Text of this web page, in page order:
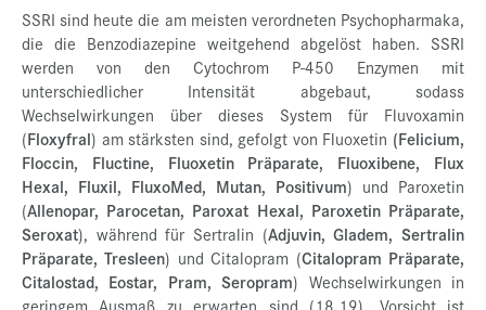
SSRI sind heute die am meisten verordneten Psychopharmaka,
die die Benzodiazepine weitgehend abgelöst haben. SSRI
werden von den Cytochrom P-450 Enzymen mit
unterschiedlicher Intensität abgebaut, sodass
Wechselwirkungen über dieses System für Fluvoxamin
(Floxyfral) am stärksten sind, gefolgt von Fluoxetin (Felicium,
Floccin, Fluctine, Fluoxetin Präparate, Fluoxibene, Flux
Hexal, Fluxil, FluxoMed, Mutan, Positivum) und Paroxetin
(Allenopar, Parocetan, Paroxat Hexal, Paroxetin Präparate,
Seroxat), während für Sertralin (Adjuvin, Gladem, Sertralin
Präparate, Tresleen) und Citalopram (Citalopram Präparate,
Citalostad, Eostar, Pram, Seropram) Wechselwirkungen in
geringem Ausmaß zu erwarten sind (18,19). Vorsicht ist